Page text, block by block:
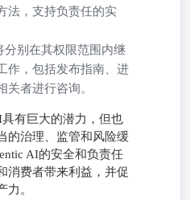
法，支持负责任的实
分别在其权限范围内继
作，包括发布指南、进
者进行咨询。
有巨大的潜力，但也
的治理、监管和风险缓
AI的安全和负责任
消费者带来利益，并促
力。